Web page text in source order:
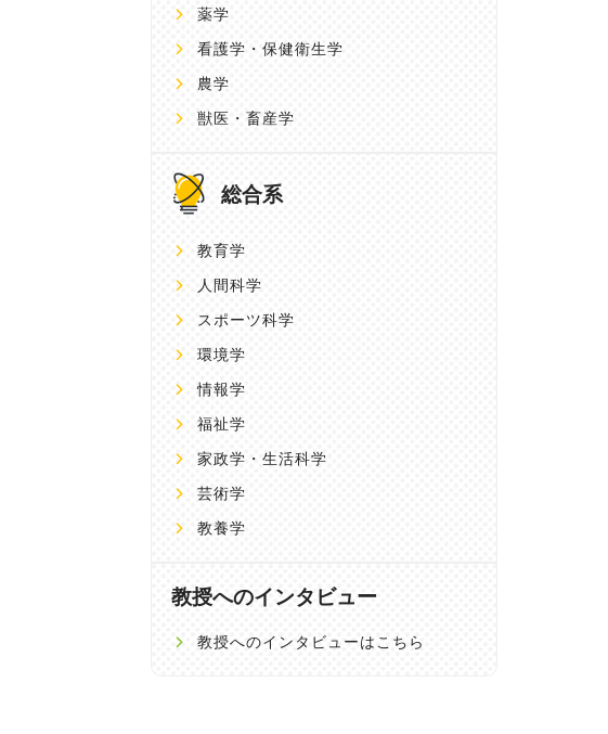
薬学
看護学・保健衛生学
農学
獣医・畜産学
総合系
教育学
人間科学
スポーツ科学
環境学
情報学
福祉学
家政学・生活科学
芸術学
教養学
教授へのインタビュー
教授へのインタビューはこちら